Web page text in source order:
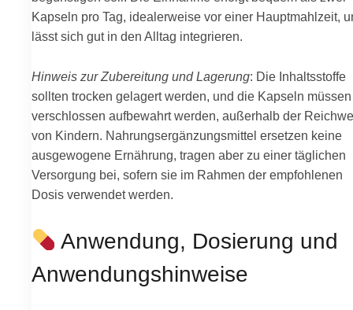
Kapseln pro Tag, idealerweise vor einer Hauptmahlzeit,
lässt sich gut in den Alltag integrieren.
Hinweis zur Zubereitung und Lagerung: Die Inhaltsstoffe
sollten trocken gelagert werden, und die Kapseln
verschlossen aufbewahrt werden, außerhalb der
von Kindern. Nahrungsergänzungsmittel ersetzen keine
ausgewogene Ernährung, tragen aber zu einer täglichen
Versorgung bei, sofern sie im Rahmen der empfohlenen
Dosis verwendet werden.
Anwendung, Dosierung und
Anwendungshinweise